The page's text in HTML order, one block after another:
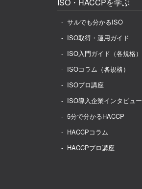
サルでも分かるISO
ISO取得・運用ガイド
ISO入門ガイド（各規格）
ISOコラム（各規格）
ISOプロ講座
ISO導入企業インタビュー
5分で分かるHACCP
HACCPコラム
HACCPプロ講座